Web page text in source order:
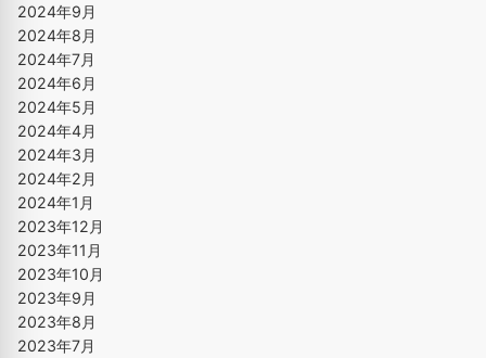
2024年9月
2024年8月
2024年7月
2024年6月
2024年5月
2024年4月
2024年3月
2024年2月
2024年1月
2023年12月
2023年11月
2023年10月
2023年9月
2023年8月
2023年7月